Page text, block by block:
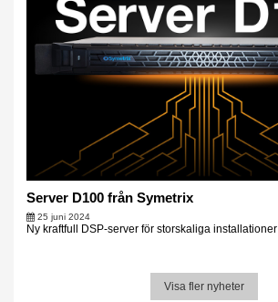
Server D100 från Symetrix
25 juni 2024
Ny kraftfull DSP-server för storskaliga installationer
Visa fler nyheter